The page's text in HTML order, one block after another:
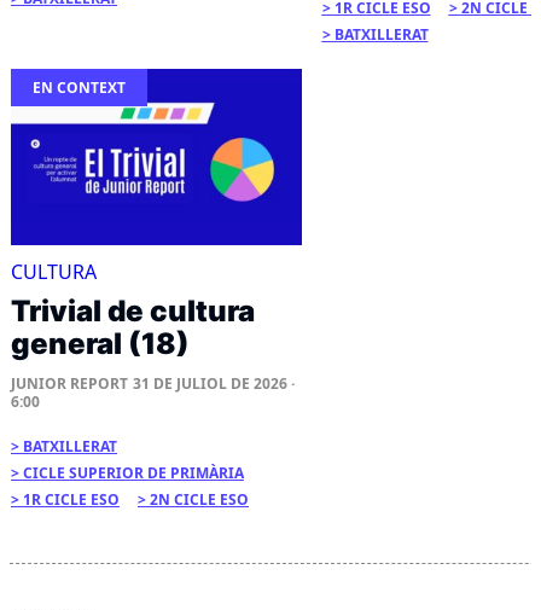
1R CICLE ESO
2N CICLE
BATXILLERAT
EN CONTEXT
CULTURA
Trivial de cultura
general (18)
JUNIOR REPORT 31 DE JULIOL DE 2026 ·
6:00
BATXILLERAT
CICLE SUPERIOR DE PRIMÀRIA
1R CICLE ESO
2N CICLE ESO